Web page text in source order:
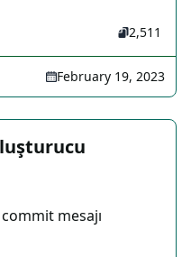
2,511
February 19, 2023
mesajı